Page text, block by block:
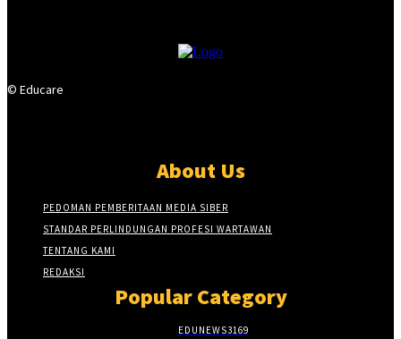
© Educare
About Us
PEDOMAN PEMBERITAAN MEDIA SIBER
STANDAR PERLINDUNGAN PROFESI WARTAWAN
TENTANG KAMI
REDAKSI
Popular Category
EDUNEWS3169